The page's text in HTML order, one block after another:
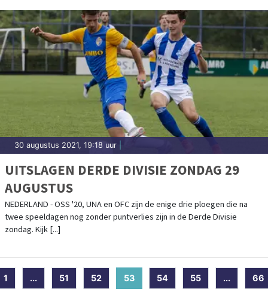
30 augustus 2021, 19:18 uur
UITSLAGEN DERDE DIVISIE ZONDAG 29
AUGUSTUS
NEDERLAND - OSS '20, UNA en OFC zijn de enige drie ploegen die na
twee speeldagen nog zonder puntverlies zijn in de Derde Divisie
zondag. Kijk [...]
1 ... 51 52 53 (current)
54 55 ... 66